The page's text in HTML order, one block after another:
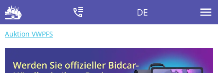
DE
Auktion VWPFS